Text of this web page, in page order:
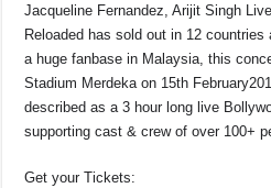
Jacqueline Fernandez, Arijit Singh
Reloaded has sold out in 12
a huge fanbase in Malaysia, this
Stadium Merdeka on 15th
described as a 3 hour long live
supporting cast & crew of over 100+
Get your Tickets: